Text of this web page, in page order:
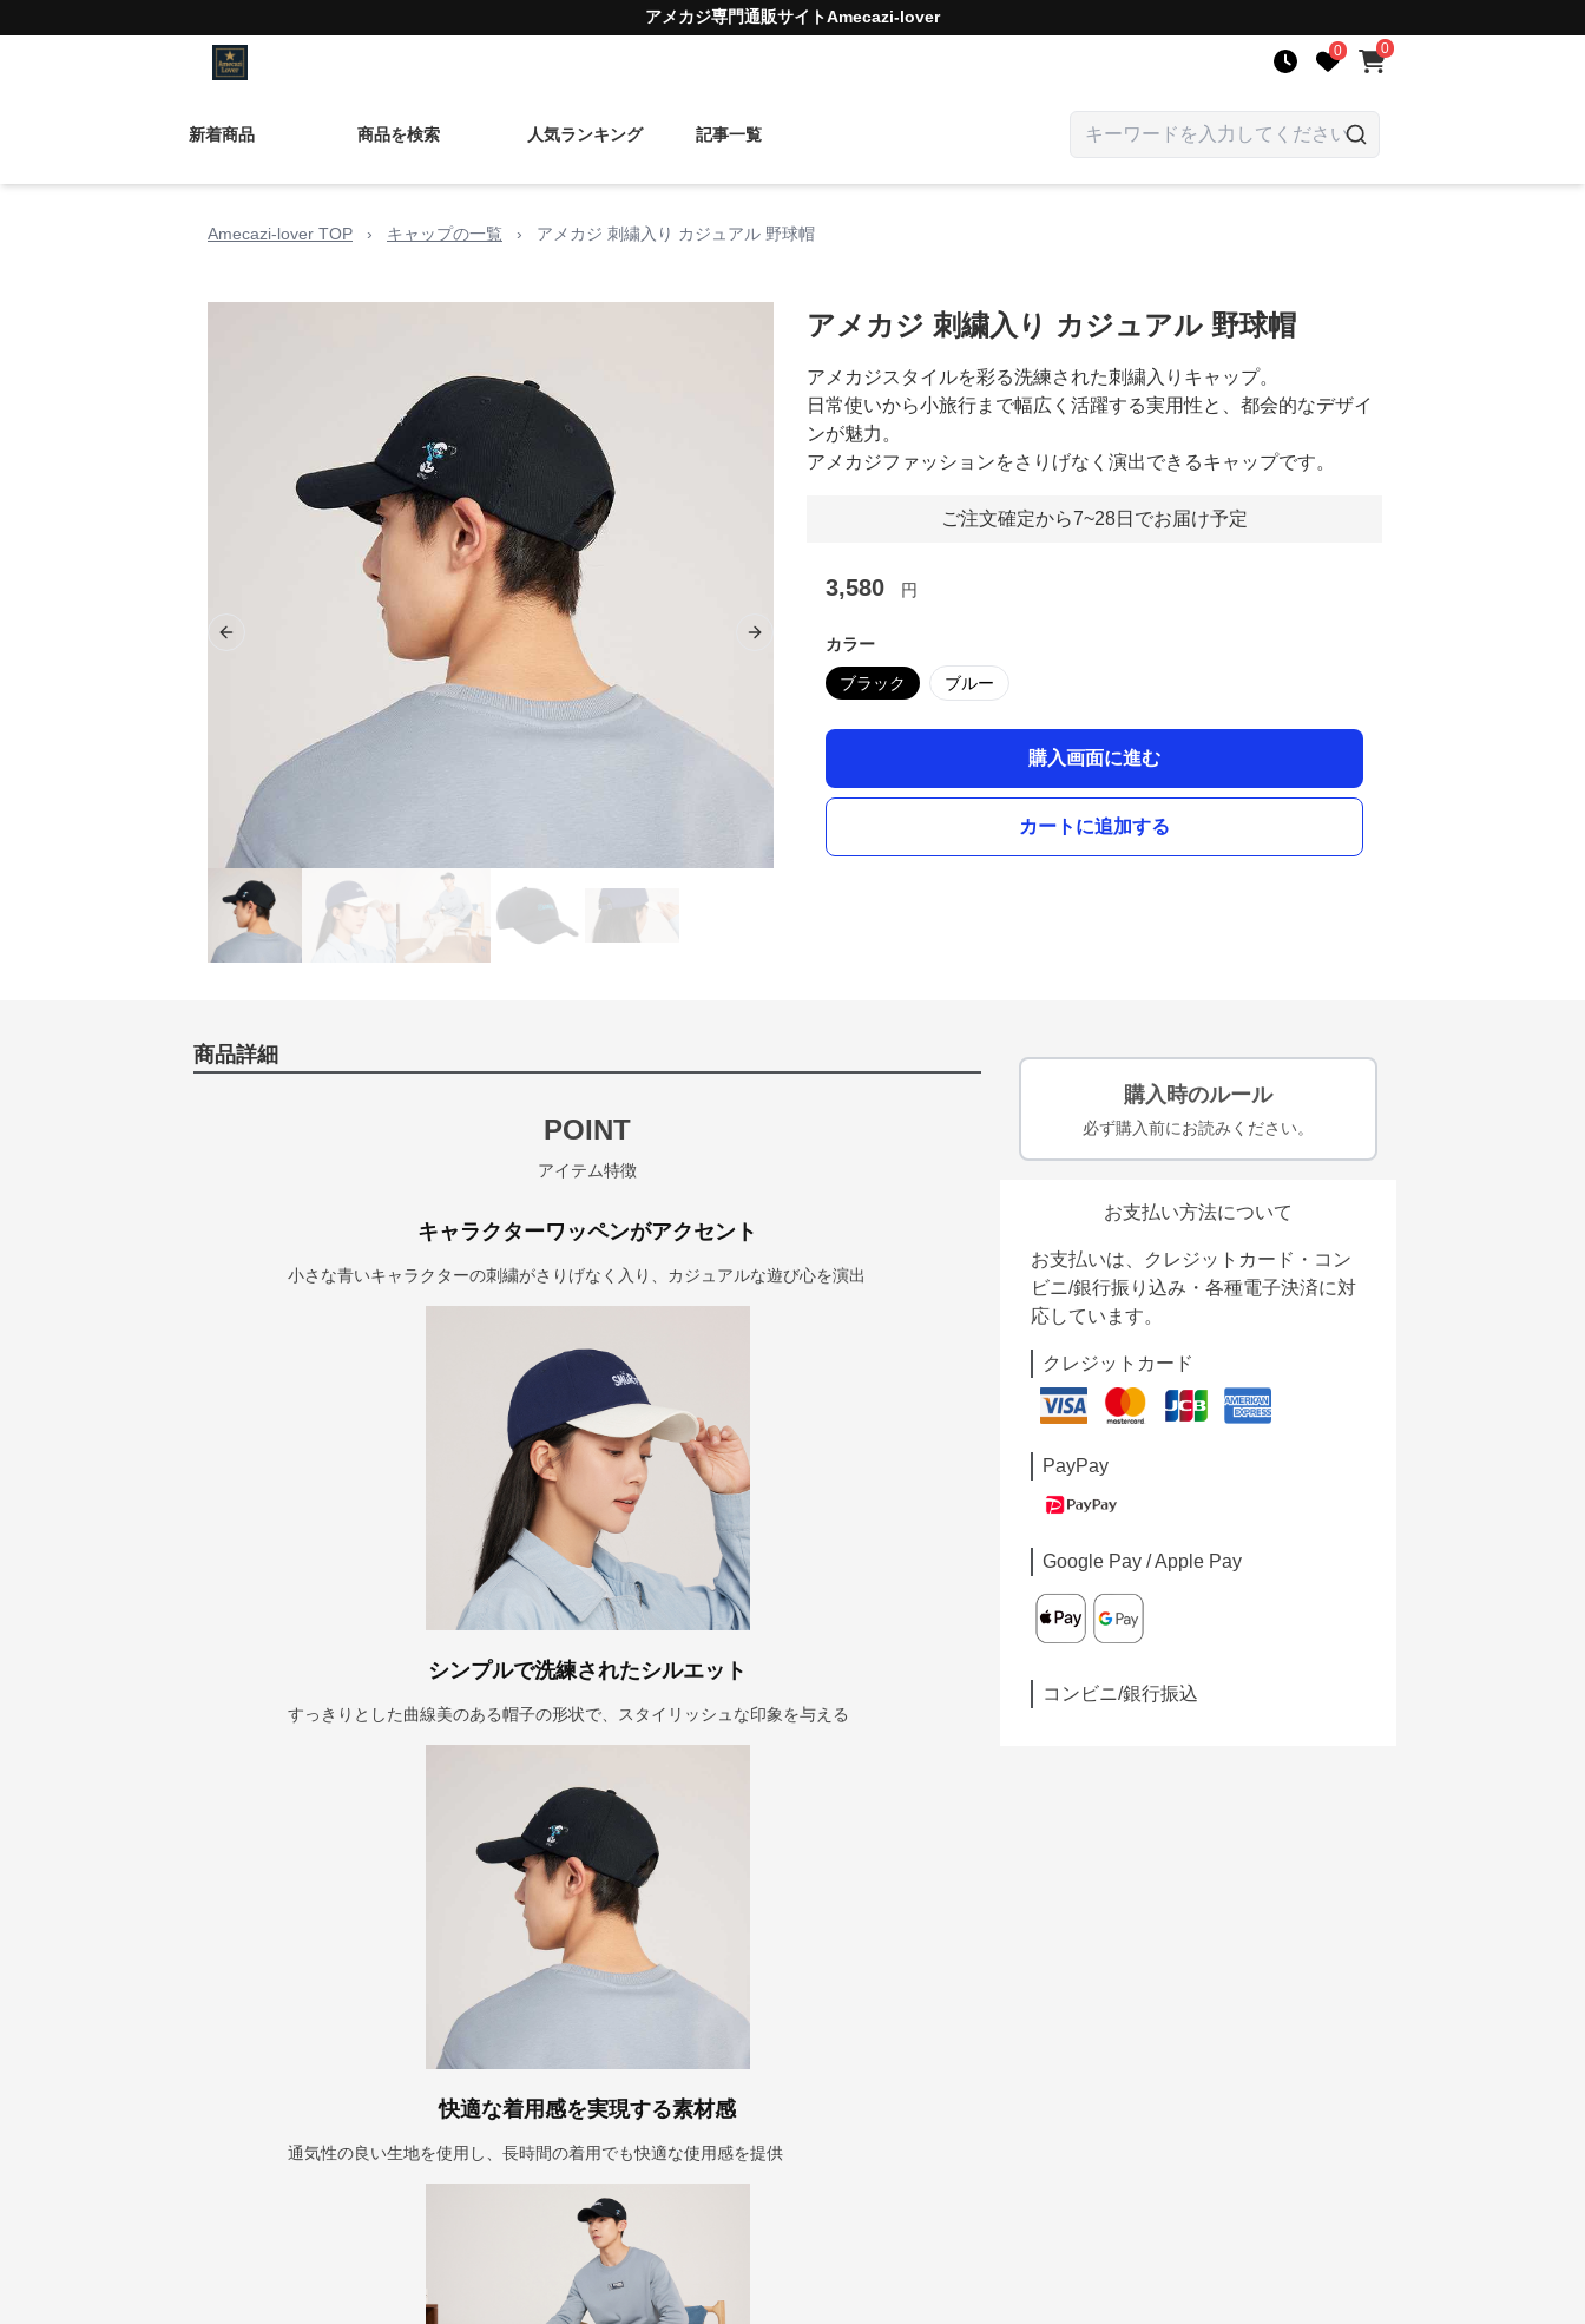
アメカジ専門通販サイトAmecazi-lover
0 0
新着商品 商品を検索 人気ランキング 記事一覧
Amecazi-lover TOP › キャップの一覧 › アメカジ 刺繍入り カジュアル 野球帽
Previous slide Next slide
アメカジ 刺繍入り カジュアル 野球帽
アメカジスタイルを彩る洗練された刺繍入りキャップ。
日常使いから小旅行まで幅広く活躍する実用性と、都会的なデザイ
ンが魅力。
アメカジファッションをさりげなく演出できるキャップです。
ご注文確定から7~28日でお届け予定
3,580 円
カラー
ブラック ブルー
購入画面に進む
カートに追加する
商品詳細
POINT
アイテム特徴
キャラクターワッペンがアクセント
小さな青いキャラクターの刺繍がさりげなく入り、カジュアルな遊び心を演出
シンプルで洗練されたシルエット
すっきりとした曲線美のある帽子の形状で、スタイリッシュな印象を与える
快適な着用感を実現する素材感
通気性の良い生地を使用し、長時間の着用でも快適な使用感を提供
購入時のルール
必ず購入前にお読みください。
お支払い方法について
お支払いは、クレジットカード・コン
ビニ/銀行振り込み・各種電子決済に対
応しています。
クレジットカード
PayPay
Google Pay / Apple Pay
コンビニ/銀行振込